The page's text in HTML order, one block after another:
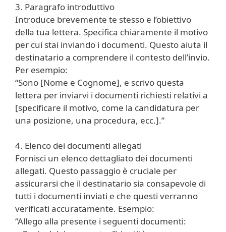
3. Paragrafo introduttivo
Introduce brevemente te stesso e l’obiettivo
della tua lettera. Specifica chiaramente il motivo
per cui stai inviando i documenti. Questo aiuta il
destinatario a comprendere il contesto dell’invio.
Per esempio:
“Sono [Nome e Cognome], e scrivo questa
lettera per inviarvi i documenti richiesti relativi a
[specificare il motivo, come la candidatura per
una posizione, una procedura, ecc.].”
4. Elenco dei documenti allegati
Fornisci un elenco dettagliato dei documenti
allegati. Questo passaggio è cruciale per
assicurarsi che il destinatario sia consapevole di
tutti i documenti inviati e che questi verranno
verificati accuratamente. Esempio:
“Allego alla presente i seguenti documenti: